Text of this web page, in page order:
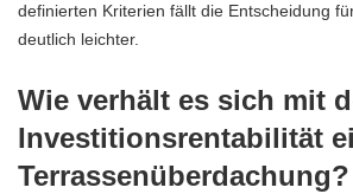
definierten Kriterien fällt die Entscheidung
deutlich leichter.
Wie verhält es sich mit
Investitionsrentabilität
Terrassenüberdachung?